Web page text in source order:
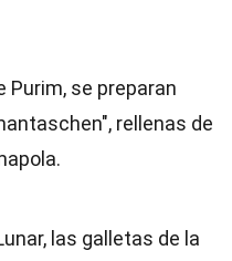
Purim, se preparan
rellenas de
las galletas de la